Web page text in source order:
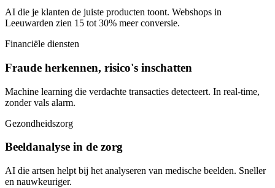
AI die je klanten de juiste producten toont. Webshops in
Leeuwarden zien 15 tot 30% meer conversie.
Financiële diensten
Fraude herkennen, risico's inschatten
Machine learning die verdachte transacties detecteert. In real-time,
zonder vals alarm.
Gezondheidszorg
Beeldanalyse in de zorg
AI die artsen helpt bij het analyseren van medische beelden. Sneller
en nauwkeuriger.